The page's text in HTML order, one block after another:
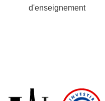
d'enseignement